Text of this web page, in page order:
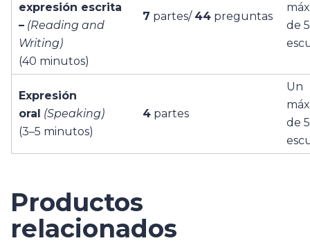
expresión escrita
– (Reading and
Writing)
(40 minutos)
7 partes/ 44 preguntas
de 5
Expresión
oral (Speaking)
(3–5 minutos)
4 partes
Un
de 5
Productos
relacionados